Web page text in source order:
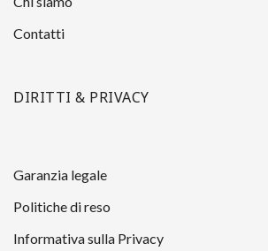
Contatti
DIRITTI & PRIVACY
Garanzia legale
Politiche di reso
Informativa sulla Privacy